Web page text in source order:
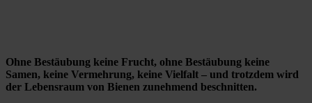
Ohne Bestäubung keine Frucht, ohne Bestäubung keine
Samen, keine Vermehrung, keine Vielfalt – und trotzdem wird
der Lebensraum von Bienen zunehmend beschnitten.